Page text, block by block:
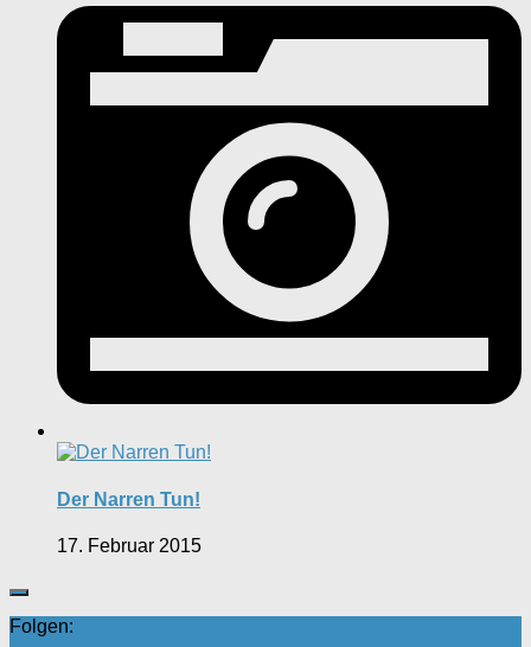
Der Narren Tun!
17. Februar 2015
Folgen: